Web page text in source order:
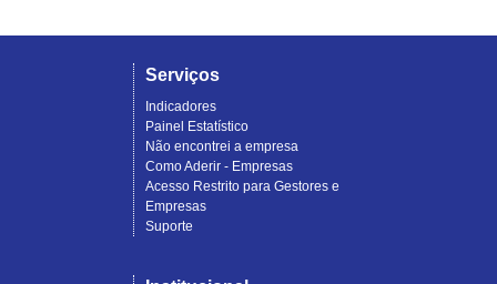
Serviços
Indicadores
Painel Estatístico
Não encontrei a empresa
Como Aderir - Empresas
Acesso Restrito para Gestores e
Empresas
Suporte